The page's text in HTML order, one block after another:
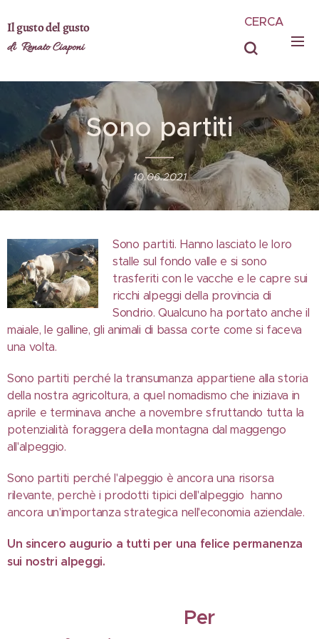
Il gusto del gusto
di Renato Ciaponi
CERCA
Sono partiti
10.06.2021
Sono partiti. Hanno lasciato le loro
stalle sul fondo valle e si sono
trasferiti con le vacche e le capre sui
ricchi alpeggi della provincia di
Sondrio. Qualcuno ha portato anche il
maiale, le galline, gli animali di bassa corte come si faceva
una volta.
Sono partiti perché la transumanza appartiene alla storia
della nostra agricoltura, a quel nomadismo che iniziava in
aprile e terminava anche a novembre sfruttando tutta la
potenzialità foraggera della montagna dal maggengo
all'alpeggio.
Sono partiti perché l'alpeggio è ancora una risorsa
rilevante, perchè i prodotti tipici dell'alpeggio hanno
ancora un'importanza strategica nell'economia aziendale.
Un sincero augurio a tutti per una felice permanenza
sui nostri alpeggi.
Per